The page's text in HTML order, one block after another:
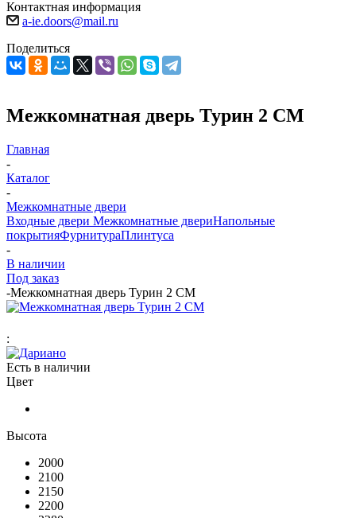
Контактная информация
a-ie.doors@mail.ru
Поделиться
Межкомнатная дверь Турин 2 СМ
Главная
-
Каталог
-
Межкомнатные двери
Входные двери Межкомнатные двериНапольные
покрытияФурнитураПлинтуса
-
В наличии
Под заказ
-Межкомнатная дверь Турин 2 СМ
:
Есть в наличии
Цвет
Высота
2000
2100
2150
2200